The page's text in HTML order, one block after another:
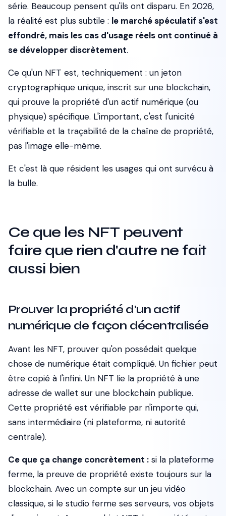
série. Beaucoup pensent qu'ils ont disparu. En 2026,
la réalité est plus subtile : le marché spéculatif s'est
effondré, mais les cas d'usage réels ont continué à
se développer discrètement.
Ce qu'un NFT est, techniquement : un jeton
cryptographique unique, inscrit sur une blockchain,
qui prouve la propriété d'un actif numérique (ou
physique) spécifique. L'important, c'est l'unicité
vérifiable et la traçabilité de la chaîne de propriété,
pas l'image elle-même.
Et c'est là que résident les usages qui ont survécu à
la bulle.
Ce que les NFT peuvent
faire que rien d'autre ne fait
aussi bien
Prouver la propriété d'un actif
numérique de façon décentralisée
Avant les NFT, prouver qu'on possédait quelque
chose de numérique était compliqué. Un fichier peut
être copié à l'infini. Un NFT lie la propriété à une
adresse de wallet sur une blockchain publique.
Cette propriété est vérifiable par n'importe qui,
sans intermédiaire (ni plateforme, ni autorité
centrale).
Ce que ça change concrètement : si la plateforme
ferme, la preuve de propriété existe toujours sur la
blockchain. Avec un compte sur un jeu vidéo
classique, si le studio ferme ses serveurs, vos objets